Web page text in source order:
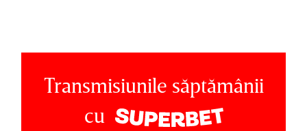
Transmisiunile săptămânii
cu